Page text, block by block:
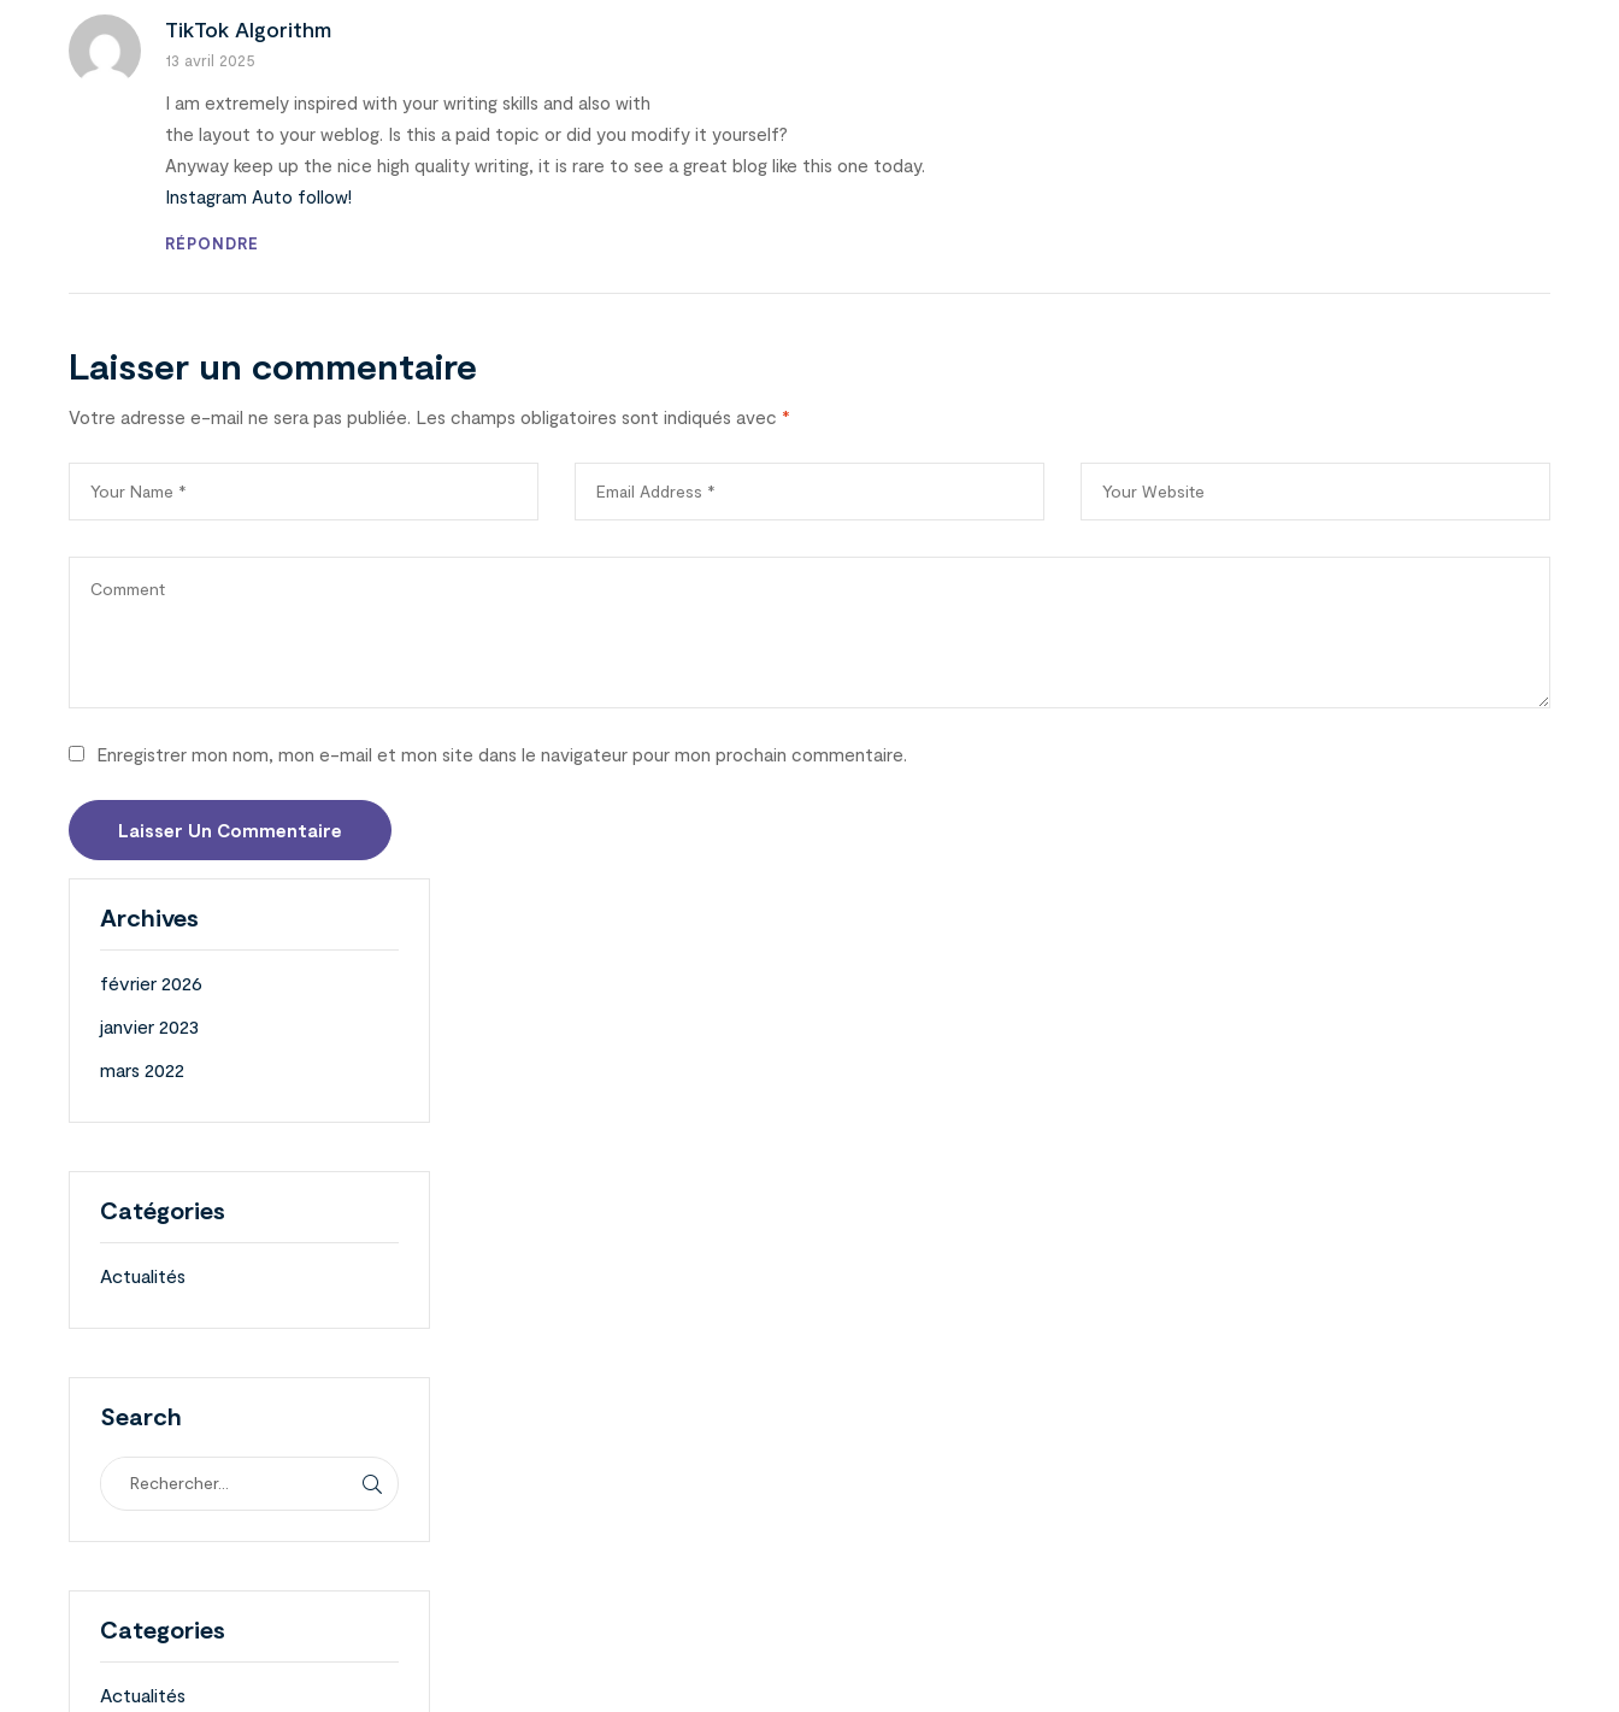
TikTok Algorithm
13 avril 2025
I am extremely inspired with your writing skills and also with
the layout to your weblog. Is this a paid topic or did you modify it yourself?
Anyway keep up the nice high quality writing, it is rare to see a great blog like this one today.
Instagram Auto follow!
RÉPONDRE
Laisser un commentaire
Votre adresse e-mail ne sera pas publiée. Les champs obligatoires sont indiqués avec *
Enregistrer mon nom, mon e-mail et mon site dans le navigateur pour mon prochain commentaire.
Archives
février 2026
janvier 2023
mars 2022
Catégories
Actualités
Search
Categories
Actualités